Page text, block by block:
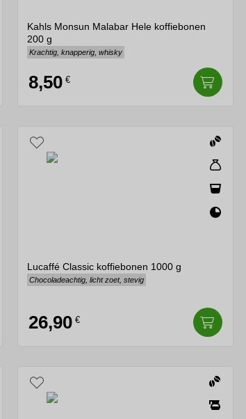
Kahls Monsun Malabar Hele koffiebonen
200 g
Krachtig, knapperig, whisky
8,50 €
Lucaffé Classic koffiebonen 1000 g
Chocoladeachtig, licht zoet, stevig
26,90 €